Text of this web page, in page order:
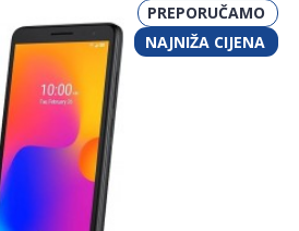
PREPORUČAMO
NAJNIŽA CIJENA